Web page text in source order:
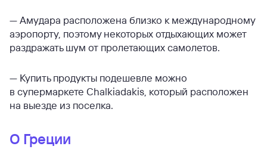
— Амудара расположена близко к международному
аэропорту, поэтому некоторых отдыхающих может
раздражать шум от пролетающих самолетов.
— Купить продукты подешевле можно
в супермаркете Chalkiadakis, который расположен
на выезде из поселка.
О Греции